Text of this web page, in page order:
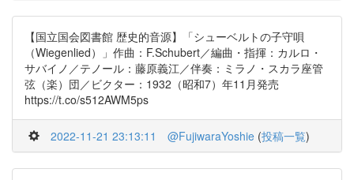
【国立国会図書館 歴史的音源】「シューベルトの子守唄
（Wiegenlied）」作曲：F.Schubert／編曲・指揮：カルロ・
サバイノ／テノール：藤原義江／伴奏：ミラノ・スカラ座管
弦（楽）団／ビクター：1932（昭和7）年11月発売
https://t.co/s512AWM5ps
2022-11-21 23:13:11 @FujiwaraYoshie (投稿一覧)